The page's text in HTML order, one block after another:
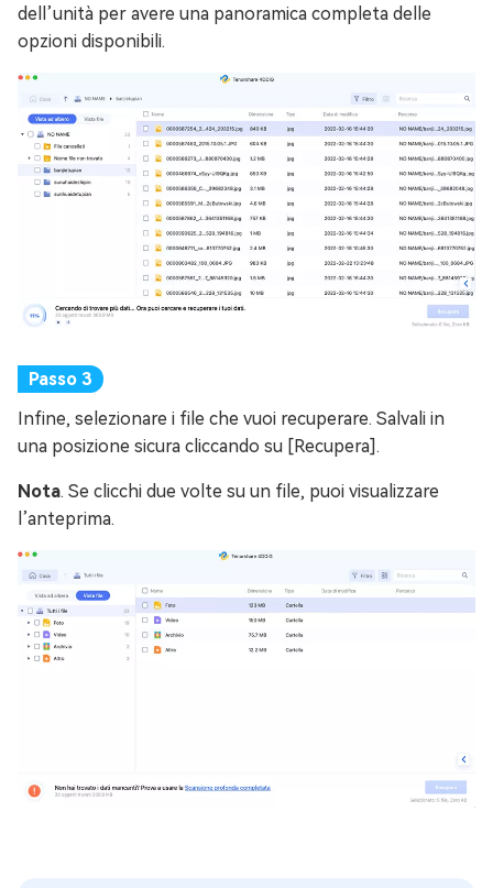
dell’unità per avere una panoramica completa delle
opzioni disponibili.
Infine, selezionare i file che vuoi recuperare. Salvali in
una posizione sicura cliccando su [Recupera].
Nota. Se clicchi due volte su un file, puoi visualizzare
l’anteprima.